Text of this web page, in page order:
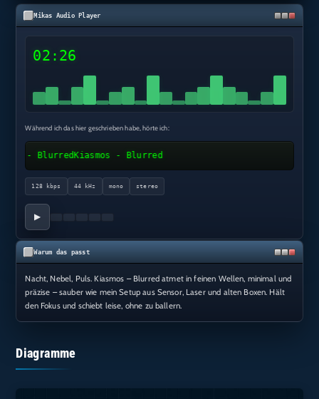
Mikas Audio Player
02:26
Während ich das hier geschrieben habe, hörte ich:
- BlurredKiasmos - Blurred
128 kbps 44 kHz mono stereo
▶
Warum das passt
Nacht, Nebel, Puls. Kiasmos – Blurred atmet in feinen Wellen, minimal und
präzise – sauber wie mein Setup aus Sensor, Laser und alten Boxen. Hält
den Fokus und schiebt leise, ohne zu ballern.
Diagramme